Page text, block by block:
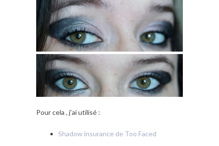
Pour cela , j’ai utilisé :
Shadow insurance de Too Faced